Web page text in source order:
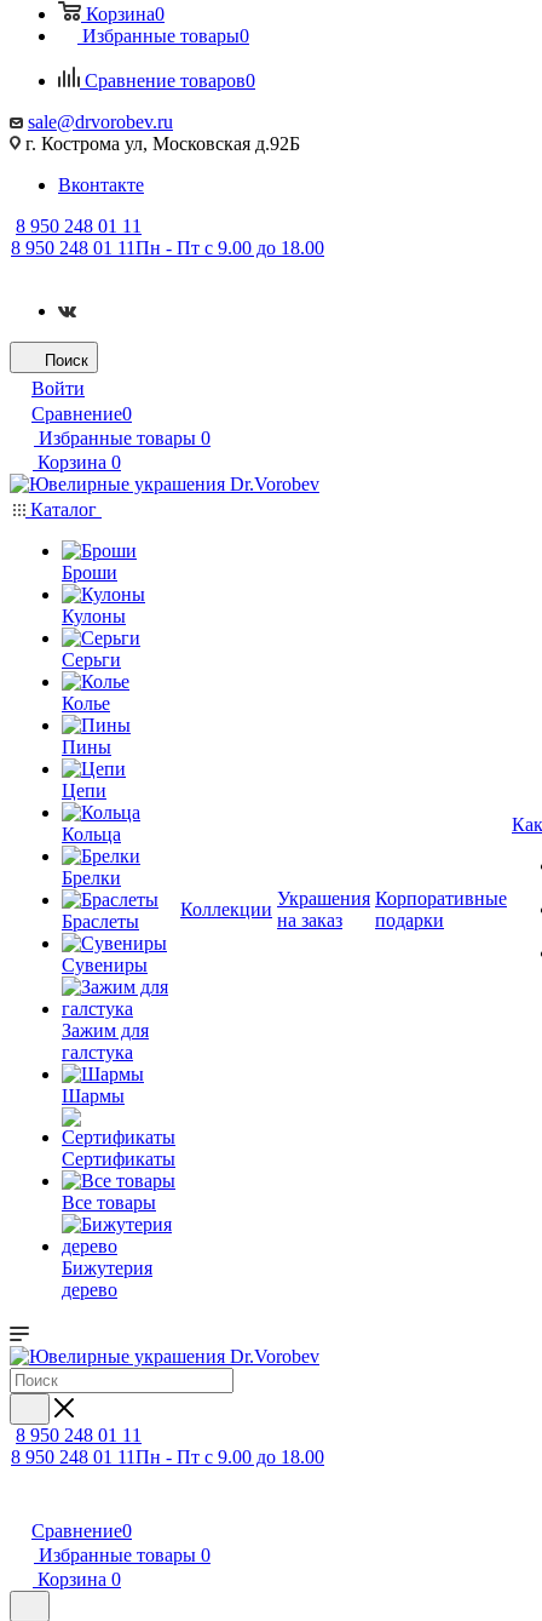
Корзина0
Избранные товары0
Сравнение товаров0
sale@drvorobev.ru
г. Кострома ул, Московская д.92Б
Вконтакте
8 950 248 01 11
8 950 248 01 11Пн - Пт с 9.00 до 18.00
Поиск
Войти
Сравнение0
Избранные товары 0
Корзина 0
Каталог
Броши
Кулоны
Серьги
Колье
Пины
Цепи
Кольца
Брелки
Браслеты
Сувениры
Зажим для
галстука
Шармы
Сертификаты
Все товары
Бижутерия
дерево
Коллекции
Украшения
на заказ
Корпоративные
подарки
8 950 248 01 11
8 950 248 01 11Пн - Пт с 9.00 до 18.00
Сравнение0
Избранные товары 0
Корзина 0